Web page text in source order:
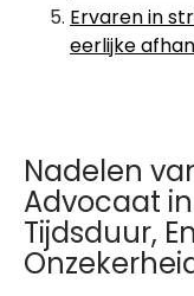
Ervaren in
eerlijke
Nadelen
Advocaat
Tijdsduur,